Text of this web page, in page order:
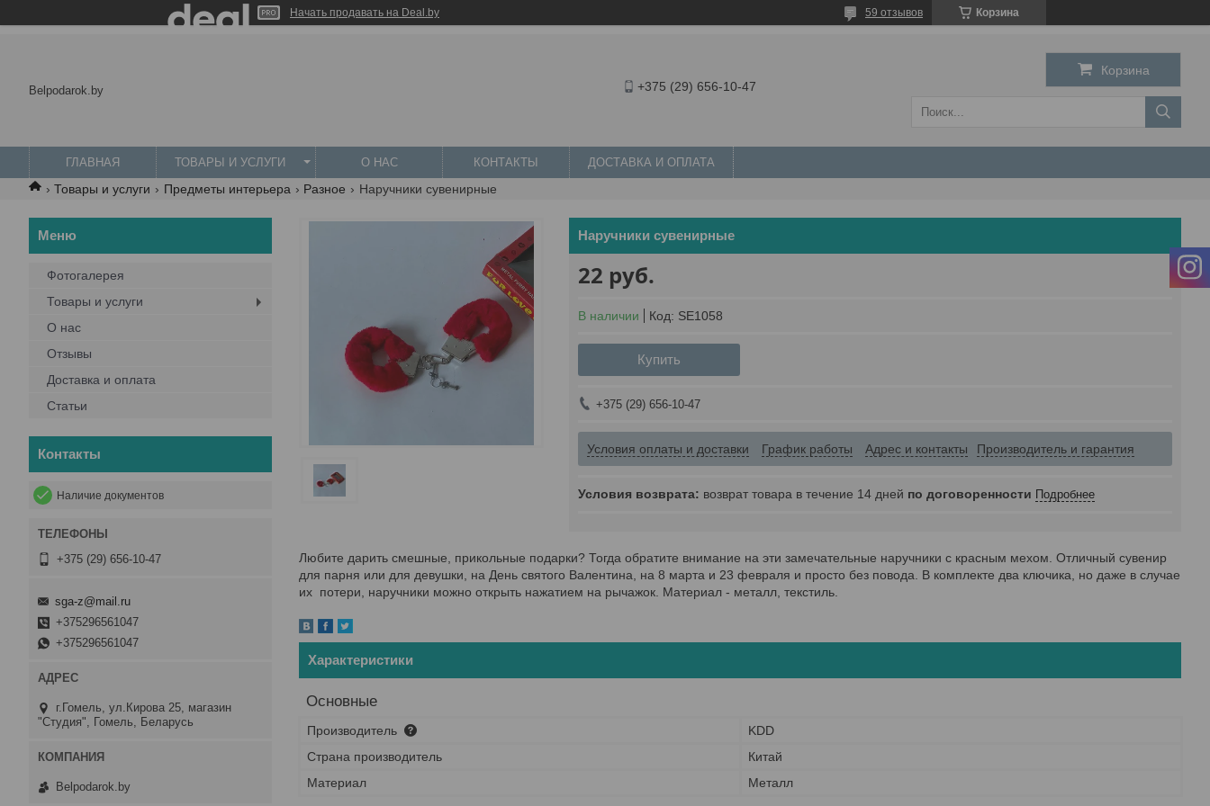
Начать продавать на Deal.by Корзина
59 отзывов
Belpodarok.by +375 (29) 656-10-47
Корзина
ГЛАВНАЯ ТОВАРЫ И УСЛУГИ О НАС КОНТАКТЫ ДОСТАВКА И ОПЛАТА
Товары и услуги Предметы интерьера Разное Наручники сувенирные
Наручники сувенирные
22 руб.
В наличии Код: SE1058
Купить
+375 (29) 656-10-47
Условия оплаты и доставки График работы Адрес и контакты Производитель и гарантия
возврат товара в течение 14 дней по договоренности Подробнее
Любите дарить смешные, прикольные подарки? Тогда обратите внимание на эти замечательные наручники с красным мехом. Отличный сувенир
для парня или для девушки, на День святого Валентина, на 8 марта и 23 февраля и просто без повода. В комплекте два ключика, но даже в случае
их потери, наручники можно открыть нажатием на рычажок. Материал - металл, текстиль.
Характеристики
Основные
Производитель
KDD
Страна производитель
Китай
Материал
Металл
Фотогалерея
Товары и услуги
О нас
Отзывы
Доставка и оплата
Статьи
Контакты
Наличие документов
+375 (29) 656-10-47
sga-z@mail.ru
+375296561047
+375296561047
г.Гомель, ул.Кирова 25, магазин
"Студия", Гомель, Беларусь
Belpodarok.by